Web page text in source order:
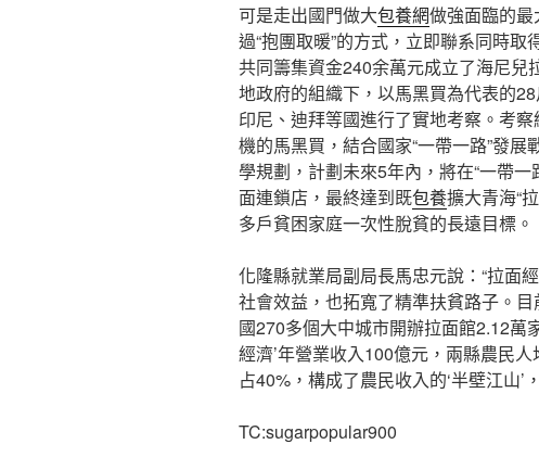
可是走出國門做大包養網做強面臨的
過“抱團取暖”的方式，立即聯系同時取
共同籌集資金240余萬元成立了海尼兒
地政府的組織下，以馬黑買為代表的
印尼、迪拜等國進行了實地考察。考察
機的馬黑買，結合國家“一帶一路”發
學規劃，計劃未來5年內，將在“一帶
面連鎖店，最終達到既包養擴大青海“
多戶貧困家庭一次性脫貧的長遠目標。
化隆縣就業局副局長馬忠元說：“拉面
社會效益，也拓寬了精準扶貧路子。目
國270多個大中城市開辦拉面館2.12萬
經濟’年營業收入100億元，兩縣農民
占40%，構成了農民收入的‘半壁江山’
TC:sugarpopular900